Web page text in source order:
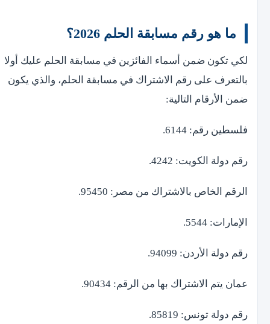
ما هو رقم مسابقة الحلم 2026؟
لكي تكون ضمن أسماء الفائزين في مسابقة الحلم عليك أولا
بالتعرف على رقم الاشتراك في مسابقة الحلم، والذي يكون
ضمن الأرقام التالية:
فلسطين رقم: 6144.
رقم دولة الكويت: 4242.
الرقم الخاص بالاشتراك من مصر: 95450.
الإمارات: 5544.
رقم دولة الأردن: 94099.
عمان يتم الاشتراك بها من الرقم: 90434.
رقم دولة تونس: 85819.